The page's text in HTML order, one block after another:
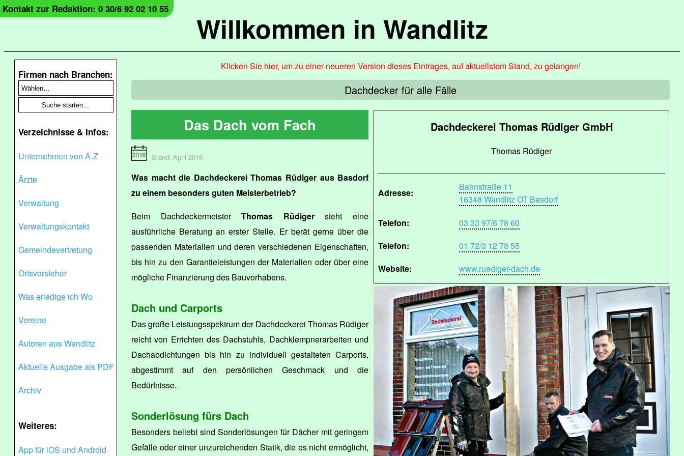
Willkommen in Wandlitz
Kontakt zur Redaktion: 0 30/6 92 02 10 55
Firmen nach Branchen:
Verzeichnisse & Infos:
Unternehmen von A-Z
Ärzte
Verwaltung
Verwaltungskontakt
Gemeindevertretung
Ortsvorsteher
Was erledige ich Wo
Vereine
Autoren aus Wandlitz
Aktuelle Ausgabe als PDF
Archiv
Weiteres:
App für iOS und Android
Klicken Sie hier, um zu einer neueren Version dieses Eintrages, auf aktuellstem Stand, zu gelangen!
Dachdecker für alle Fälle
Dachdeckerei Thomas Rüdiger GmbH
Thomas Rüdiger
Adresse:
Bahnstraße 11
16348 Wandlitz OT Basdorf
Telefon:
03 33 97/6 78 60
Telefon:
01 72/3 12 78 55
Website:
www.ruediger-dach.de
Das Dach vom Fach
Stand: April 2016
Was macht die Dachdeckerei Thomas Rüdiger aus Basdorf
zu einem besonders guten Meisterbetrieb?
Beim DachdeckermeisterThomas Rüdigersteht eine
ausführliche Beratung an erster Stelle. Er berät gerne über die
passenden Materialien und deren verschiedenen Eigenschaften,
bis hin zu den Garantieleistungen der Materialien oder über eine
mögliche Finanzierung des Bauvorhabens.
Dach und Carports
Das große Leistungsspektrum der Dachdeckerei Thomas Rüdiger
reicht von Errichten des Dachstuhls, Dachklempnerarbeiten und
Dachabdichtungen bis hin zu individuell gestalteten Carports,
abgestimmt auf den persönlichen Geschmack und die
Bedürfnisse.
Sonderlösung fürs Dach
Besonders beliebt sind Sonderlösungen für Dächer mit geringem
Gefälle oder einer unzureichenden Statik, die es nicht ermöglicht,